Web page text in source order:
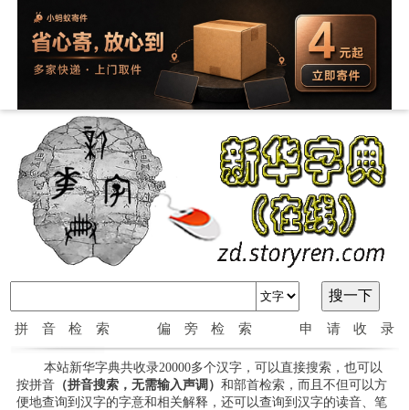
拼音检索 偏旁检索 申请收录
本站新华字典共收录20000多个汉字，可以直接搜索，也可以
按拼音（拼音搜索，无需输入声调） 和部首检索，而且不但可以方
便地查询到汉字的字意和相关解释，还可以查询到汉字的读音、笔